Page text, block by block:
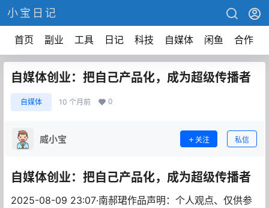
小宝日记
首页 副业 工具 日记 科技 自媒体 闲鱼 合作
自媒体创业：把自己产品化，成为超级传播者
自媒体 10 个月前 0
威小宝 关注 私信
自媒体创业：把自己产品化，成为超级传播者
2025-08-09 23:07·南郝珺作品声明：个人观点、仅供参